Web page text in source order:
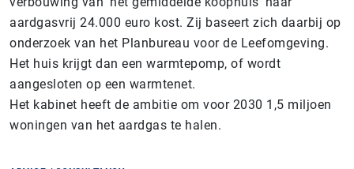
aardgasvrij 24.000 euro kost. Zij baseert zich daarbij op
onderzoek van het Planbureau voor de Leefomgeving.
Het huis krijgt dan een warmtepomp, of wordt
aangesloten op een warmtenet.
Het kabinet heeft de ambitie om voor 2030 1,5 miljoen
woningen van het aardgas te halen.